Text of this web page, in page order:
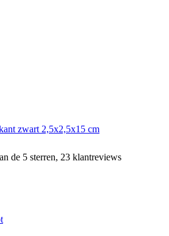
zwart 2,5x2,5x15 cm
de 5 sterren, 23 klantreviews